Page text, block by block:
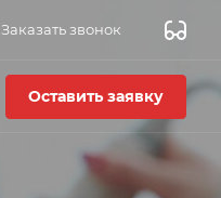
Заказать звонок
Оставить заявку